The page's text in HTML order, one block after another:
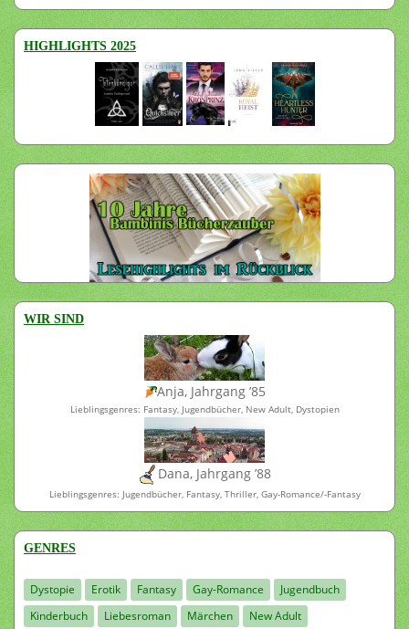
HIGHLIGHTS 2025
WIR SIND
Anja, Jahrgang ’85
Lieblingsgenres: Fantasy, Jugendbücher, New Adult, Dystopien
Dana, Jahrgang ’88
Lieblingsgenres: Jugendbücher, Fantasy, Thriller, Gay-Romance/-Fantasy
GENRES
Dystopie Erotik Fantasy Gay-Romance
Jugendbuch
Kinderbuch
Liebesroman Märchen
New Adult